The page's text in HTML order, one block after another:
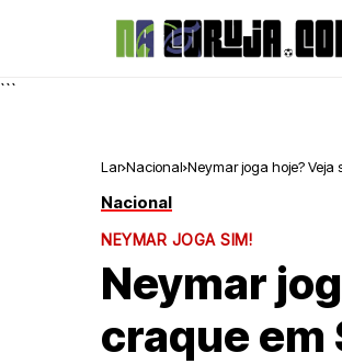
```
Lar Nacional Neymar joga hoje?
Nacional
NEYMAR JOGA SIM!
Neymar
craque em